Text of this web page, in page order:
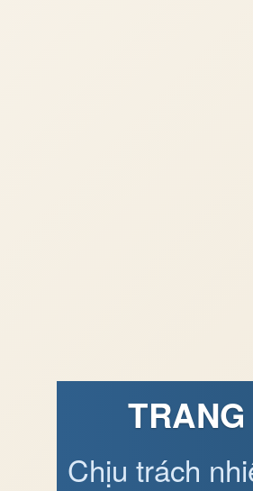
Chịu trách